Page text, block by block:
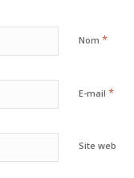
Nom *
E-mail *
Site web